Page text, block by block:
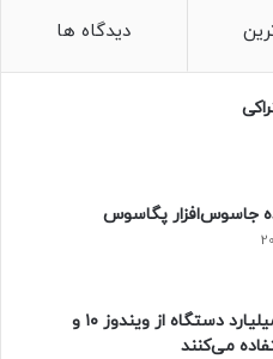
خودنمایی ابرخودرو چینی؛ BYD Y9 وارد پیست
دیدگاه ها
جاسوس‌افزار پگاسوس
بیش از ۱٫۴ میلیارد دستگاه از ویندوز ۱۰ و